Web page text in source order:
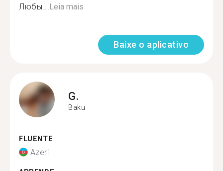
Любы...Leia mais
Baixe o aplicativo
G.
Baku
FLUENTE
Azeri